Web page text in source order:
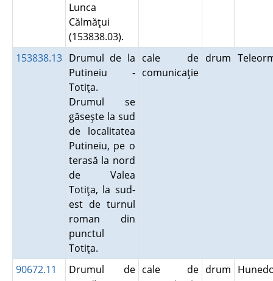
Lunca
Călmăţui
(153838.03).
153838.13 Drumul de la
Putineiu -
Totiţa.
Drumul se
găseşte la sud
de localitatea
Putineiu, pe o
terasă la nord
de Valea
Totiţa, la sud-
est de turnul
roman din
punctul
Totiţa.
cale de
comunicaţie
drum
90672.11
Drumul de cale de drum